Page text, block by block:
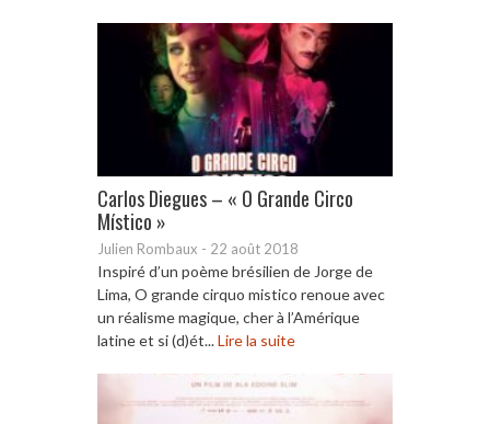
Carlos Diegues – « O Grande Circo
Místico »
Julien Rombaux - 22 août 2018
Inspiré d’un poème brésilien de Jorge de
Lima, O grande cirquo mistico renoue avec
un réalisme magique, cher à l’Amérique
latine et si (d)ét...Lire la suite